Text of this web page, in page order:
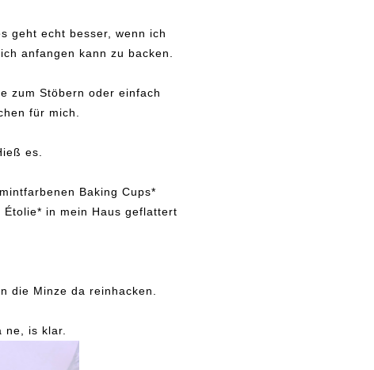
geht echt besser, wenn ich
anfangen kann zu backen.
zum Stöbern oder einfach
für mich.
es.
Baking Cups*
in mein Haus geflattert
die Minze da reinhacken.
ne, is klar.